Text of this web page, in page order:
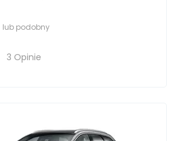
lub podobny
3 Opinie